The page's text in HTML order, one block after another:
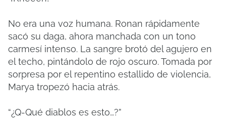
No era una voz humana. Ronan rápidamente
sacó su daga, ahora manchada con un tono
carmesí intenso. La sangre brotó del agujero en
el techo, pintándolo de rojo oscuro. Tomada por
sorpresa por el repentino estallido de violencia,
Marya tropezó hacia atrás.
“¿Q-Qué diablos es esto…?”